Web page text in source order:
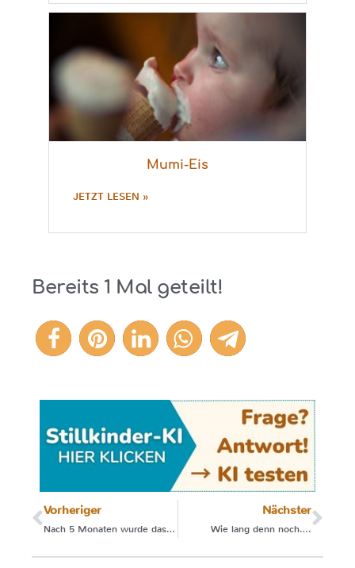
Mumi-Eis
JETZT LESEN »
Bereits 1 Mal geteilt!
1
Vorheriger
Nach 5 Monaten wurde das Stillen plötzlich angenehm
Nächster
Wie lang denn noch….